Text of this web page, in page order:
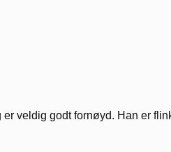
veldig godt fornøyd. Han er